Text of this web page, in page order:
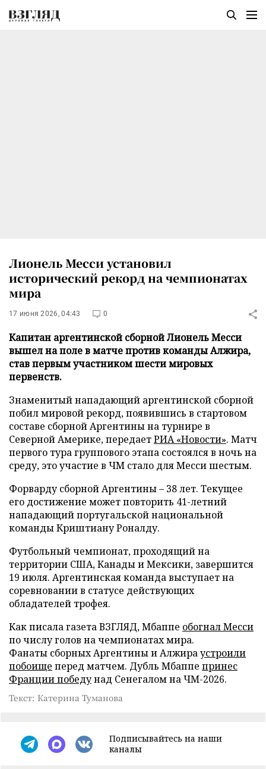
Лионель Месси установил
исторический рекорд на чемпионатах
мира
17 июня 2026, 04:43 0
Капитан аргентинской сборной Лионель Месси
вышел на поле в матче против команды Алжира,
став первым участником шести мировых
первенств.
Знаменитый нападающий аргентинской сборной
побил мировой рекорд, появившись в стартовом
составе сборной Аргентины на турнире в
Северной Америке, передаетРИА «Новости». Матч
первого тура группового этапа состоялся в ночь на
среду, это участие в ЧМ стало для Месси шестым.
Форварду сборной Аргентины – 38 лет. Текущее
его достижение может повторить 41-летний
нападающий португальской национальной
команды Криштиану Роналду.
Футбольный чемпионат, проходящий на
территории США, Канады и Мексики, завершится
19 июля. Аргентинская команда выступает на
соревновании в статусе действующих
обладателей трофея.
Как писала газета ВЗГЛЯД, Мбаппе обогнал Месси
по числу голов на чемпионатах мира.
Фанаты сборных Аргентины и Алжираустроили
побоище перед матчем. Дубль Мбаппе принес
Франции победунад Сенегалом на ЧМ-2026.
Текст: Катерина Туманова
Подписывайтесь на наши
каналы